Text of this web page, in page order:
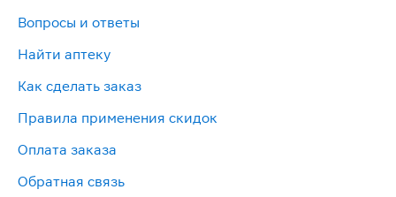
Вопросы и ответы
Найти аптеку
Как сделать заказ
Правила применения скидок
Оплата заказа
Обратная связь